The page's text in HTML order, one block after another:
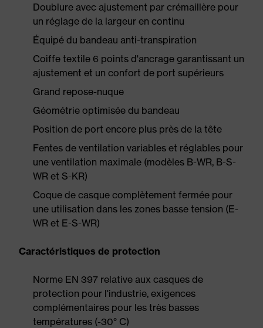
Doublure avec ajustement par crémaillère pour
un réglage de la largeur en continu
Équipé du bandeau anti-transpiration
Coiffe textile 6 points d'ancrage garantissant un
ajustement et un confort de port supérieurs
Grand repose-nuque
Géométrie optimisée du bandeau
Position de port encore plus près de la tête
Fentes de ventilation variables et réglables pour
une ventilation maximale (modèles B-WR, B-S-
WR et S-KR)
Coque de casque complètement fermée pour
une utilisation dans les zones basse tension (E-
WR et E-S-WR)
Caractéristiques de protection
Norme EN 397 relative aux casques de
protection pour l'industrie, exigences
complémentaires pour les très basses
températures (-30° C)